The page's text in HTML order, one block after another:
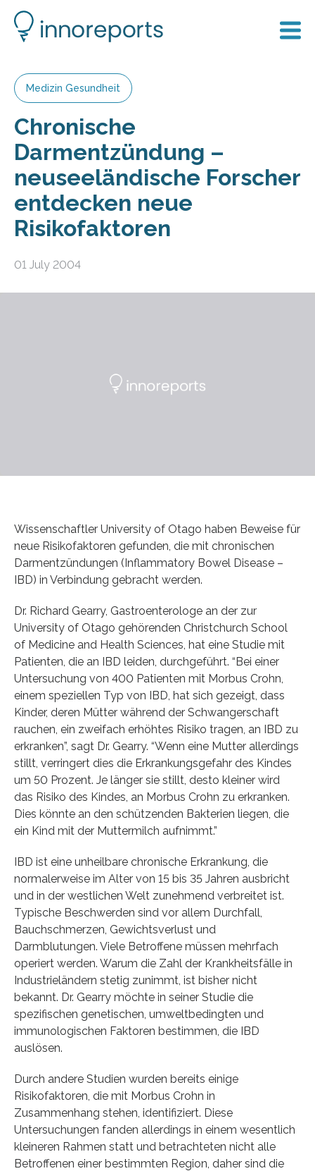
Medizin Gesundheit
Chronische
Darmentzündung –
neuseeländische Forscher
entdecken neue
Risikofaktoren
01 July 2004
Wissenschaftler University of Otago haben Beweise für
neue Risikofaktoren gefunden, die mit chronischen
Darmentzündungen (Inflammatory Bowel Disease –
IBD) in Verbindung gebracht werden.
Dr. Richard Gearry, Gastroenterologe an der zur
University of Otago gehörenden Christchurch School
of Medicine and Health Sciences, hat eine Studie mit
Patienten, die an IBD leiden, durchgeführt. “Bei einer
Untersuchung von 400 Patienten mit Morbus Crohn,
einem speziellen Typ von IBD, hat sich gezeigt, dass
Kinder, deren Mütter während der Schwangerschaft
rauchen, ein zweifach erhöhtes Risiko tragen, an IBD zu
erkranken”, sagt Dr. Gearry. “Wenn eine Mutter allerdings
stillt, verringert dies die Erkrankungsgefahr des Kindes
um 50 Prozent. Je länger sie stillt, desto kleiner wird
das Risiko des Kindes, an Morbus Crohn zu erkranken.
Dies könnte an den schützenden Bakterien liegen, die
ein Kind mit der Muttermilch aufnimmt.”
IBD ist eine unheilbare chronische Erkrankung, die
normalerweise im Alter von 15 bis 35 Jahren ausbricht
und in der westlichen Welt zunehmend verbreitet ist.
Typische Beschwerden sind vor allem Durchfall,
Bauchschmerzen, Gewichtsverlust und
Darmblutungen. Viele Betroffene müssen mehrfach
operiert werden. Warum die Zahl der Krankheitsfälle in
Industrieländern stetig zunimmt, ist bisher nicht
bekannt. Dr. Gearry möchte in seiner Studie die
spezifischen genetischen, umweltbedingten und
immunologischen Faktoren bestimmen, die IBD
auslösen.
Durch andere Studien wurden bereits einige
Risikofaktoren, die mit Morbus Crohn in
Zusammenhang stehen, identifiziert. Diese
Untersuchungen fanden allerdings in einem wesentlich
kleineren Rahmen statt und betrachteten nicht alle
Betroffenen einer bestimmten Region, daher sind die